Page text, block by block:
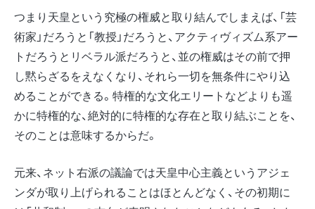
つまり天皇という究極の権威と取り結んでしまえば、「芸
術家」だろうと「教授」だろうと、アクティヴィズム系アー
トだろうとリベラル派だろうと、並の権威はその前で押
し黙らざるをえなくなり、それら一切を無条件にやり込
めることができる。特権的な文化エリートなどよりも遥
かに特権的な、絶対的に特権的な存在と取り結ぶことを、
そのことは意味するからだ。
元来、ネット右派の議論では天皇中心主義というアジェ
ンダが取り上げられることはほとんどなく、その初期に